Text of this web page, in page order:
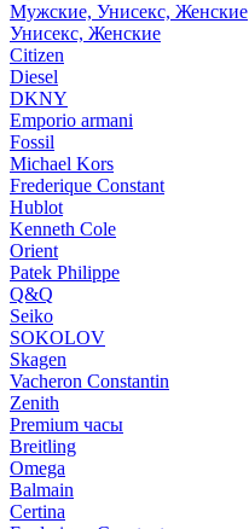
Мужские, Унисекс, Женские
Унисекс, Женские
Citizen
Diesel
DKNY
Emporio armani
Fossil
Michael Kors
Frederique Constant
Hublot
Kenneth Cole
Orient
Patek Philippe
Q&Q
Seiko
SOKOLOV
Skagen
Vacheron Constantin
Zenith
Premium часы
Breitling
Omega
Balmain
Certina